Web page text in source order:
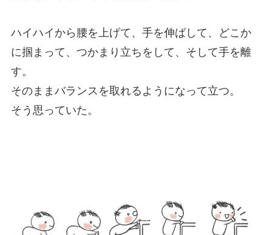
ハイハイから腰を上げて、手を伸ばして、どこか
に掴まって、つかまり立ちをして、そして手を離
す。
そのままバランスを取れるようになって立つ。
そう思っていた。